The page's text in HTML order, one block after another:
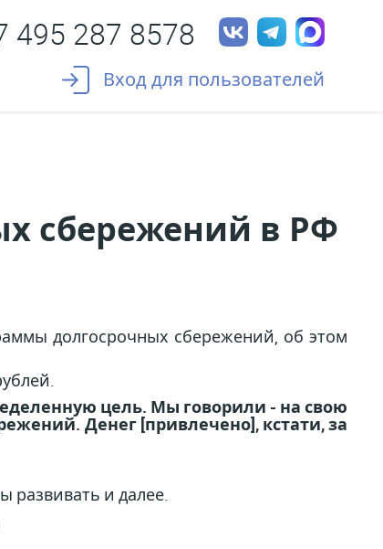
495 287 8578
Вход для пользователей
сбережений в РФ
долгосрочных сбережений, об этом
цель. Мы говорили - на свою
Денег [привлечено], кстати, за
и далее.